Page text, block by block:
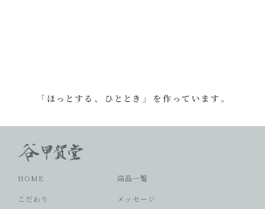
HOME 商品一覧
こだわり メッセージ